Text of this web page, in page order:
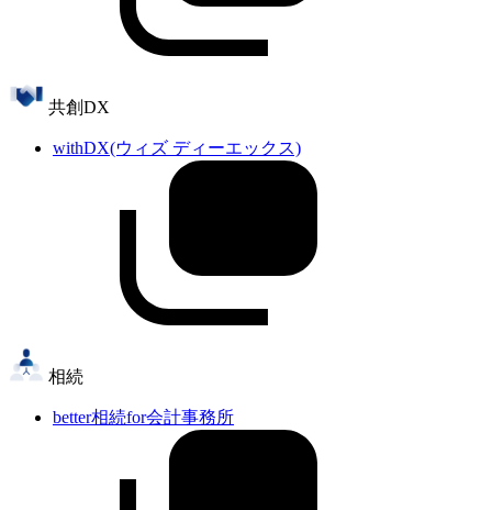
共創DX
withDX(ウィズ ディーエックス)
相続
better相続for会計事務所